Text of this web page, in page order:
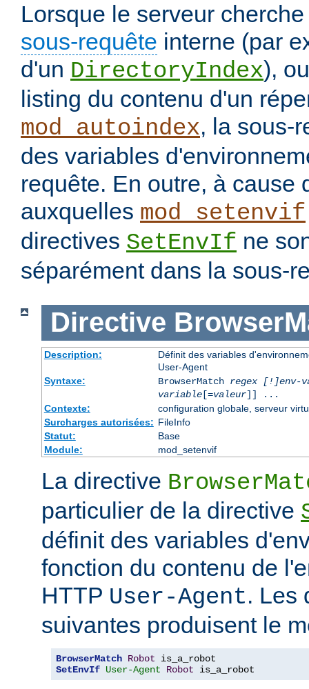
Lorsque le serveur
sous-requête interne (par
d'un DirectoryIndex),
listing du contenu d'un
mod_autoindex, la sous-
des variables
requête. En outre, à cause
auxquelles mod_setenvif
directives SetEnvIf ne
séparément dans la sous-
Directive
Description:
Définit des variables
User-Agent
Syntaxe:
BrowserMatch regex [!]env-
variable[=valeur]] ...
Contexte:
configuration globale, serveur
Surcharges autorisées: FileInfo
Statut:
Base
Module:
mod_setenvif
La directive
particulier de la directive
définit des variables
fonction du contenu de
HTTP User-Agent. Les
suivantes produisent le
BrowserMatch Robot
SetEnvIf User-Agent Robot is_a_robot